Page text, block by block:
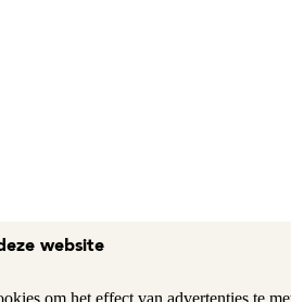
website
om het effect van advertenties te